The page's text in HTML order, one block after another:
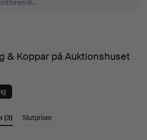
& Koppar på Auktionshuset
(3) Slutpriser